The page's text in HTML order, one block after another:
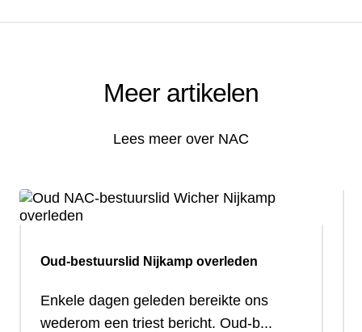
Meer artikelen
Lees meer over NAC
Oud-bestuurslid Nijkamp overleden
Enkele dagen geleden bereikte ons
wederom een triest bericht. Oud-b...